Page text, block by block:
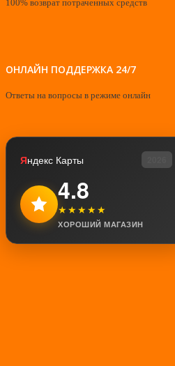
100% возврат потраченных средств
ОНЛАЙН ПОДДЕРЖКА 24/7
Ответы на вопросы в режиме онлайн
Яндекс Карты
4.8
★★★★★
ХОРОШИЙ МАГАЗИН